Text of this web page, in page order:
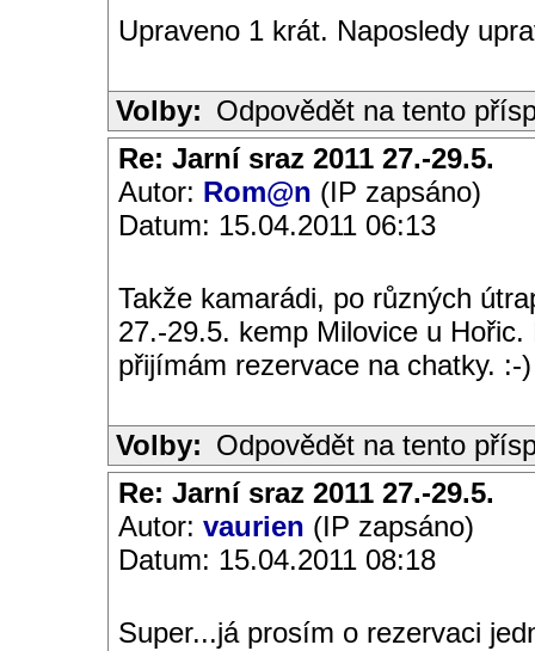
Upraveno 1 krát. Naposledy
Volby: Odpovědět na tento
Re: Jarní sraz 2011 27.-29.5.
Autor: Rom@n (IP zapsáno)
Datum: 15.04.2011 06:13
Takže kamarádi, po různých
27.-29.5. kemp Milovice u
přijímám rezervace na chatky. :-)
Volby: Odpovědět na tento
Re: Jarní sraz 2011 27.-29.5.
Autor: vaurien (IP zapsáno)
Datum: 15.04.2011 08:18
Super...já prosím o rezervaci